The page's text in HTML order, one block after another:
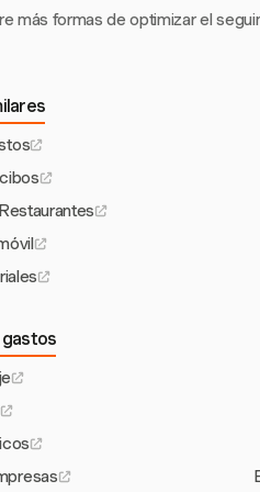
más formas de optimizar el
gastos